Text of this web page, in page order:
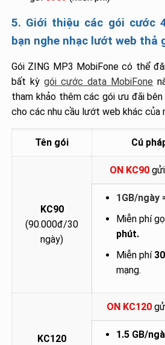
5. Giới thiệu các gói cước
bạn nghe nhạc lướt web thả
Gói ZING MP3 MobiFone có thể
bất kỳgói cước data MobiFone
tham khảo thêm các gói ưu đãi
cho các nhu cầu lướt web khác của
Tên gói Cú
KC90
(90.000đ/30
ngày)
ON KC90gửi
1GB/ngày
Miễn phí
phút.
Miễn phí
mạng.
KC120
ON KC120
1.5 GB/